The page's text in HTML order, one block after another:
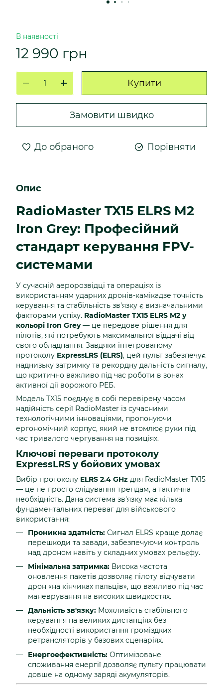
В наявності
12 990 грн
Купити
Замовити швидко
До обраного Порівняти
Опис
RadioMaster TX15 ELRS M2
Iron Grey: Професійний
стандарт керування FPV-
системами
У сучасній аеророзвідці та операціях із
використанням ударних дронів-камікадзе точність
керування та стабільність зв'язку є визначальними
факторами успіху. RadioMaster TX15 ELRS M2 у
кольорі Iron Grey— це передове рішення для
пілотів, які потребують максимальної віддачі від
свого обладнання. Завдяки інтегрованому
протоколу ExpressLRS (ELRS), цей пульт забезпечує
наднизьку затримку та рекордну дальність сигналу,
що критично важливо під час роботи в зонах
активної дії ворожого РЕБ.
Модель TX15 поєднує в собі перевірену часом
надійність серії RadioMaster із сучасними
технологічними інноваціями, пропонуючи
ергономічний корпус, який не втомлює руки під
час тривалого чергування на позиціях.
Ключові переваги протоколу
ExpressLRS у бойових умовах
Вибір протоколу ELRS 2.4 GHz для RadioMaster TX15
— це не просто слідування трендам, а тактична
необхідність. Дана система зв'язку має кілька
фундаментальних переваг для військового
використання:
Проникна здатність: Сигнал ELRS краще долає
перешкоди та завади, забезпечуючи контроль
над дроном навіть у складних умовах рельєфу.
Мінімальна затримка: Висока частота
оновлення пакетів дозволяє пілоту відчувати
дрон «на кінчиках пальців», що важливо під час
маневрування на високих швидкостях.
Дальність зв'язку: Можливість стабільного
керування на великих дистанціях без
необхідності використання громіздких
ретрансляторів у базових сценаріях.
Енергоефективність: Оптимізоване
споживання енергії дозволяє пульту працювати
довше на одному заряді акумуляторів.